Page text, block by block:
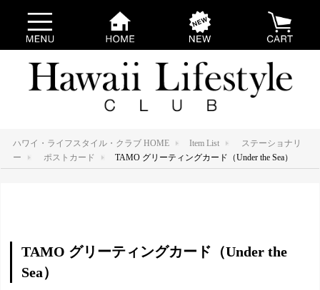
ハワイ・ライフスタイル・クラブ HOME Item List
ステーショナリ
ー
ポストカード TAMO グリーティングカード（Under the Sea）
TAMO グリーティングカード（Under the
Sea）